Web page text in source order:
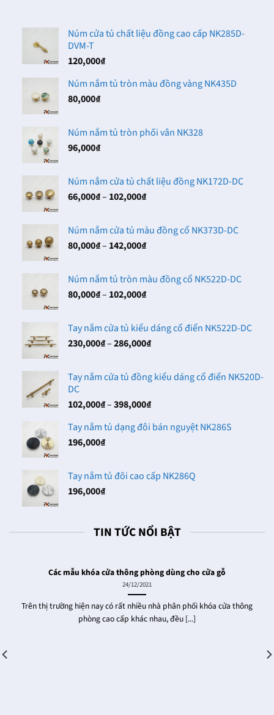
Núm cửa tủ chất liệu đồng cao cấp NK285D-
DVM-T
120,000₫
Núm nắm tủ tròn màu đồng vàng NK435D
80,000₫
Núm nắm tủ tròn phối vân NK328
96,000₫
Núm nắm cửa tủ chất liệu đồng NK172D-DC
66,000₫– 102,000₫Khoảng
66,000₫
đến
Núm nắm cửa tủ màu đồng cổ NK373D-DC
80,000₫– 142,000₫Khoảng
80,000₫
đến
Núm nắm tủ tròn màu đồng cổ NK522D-DC
80,000₫– 102,000₫Khoảng
80,000₫
đến
Tay nắm cửa tủ kiểu dáng cổ điển NK522D-DC
230,000₫–286,000₫Khoảng
230,000₫
286,000₫
Tay nắm cửa tủ đồng kiểu dáng cổ điển NK520D-
DC
102,000₫–398,000₫Khoảng
từ
398,000₫
Tay nắm tủ dạng đôi bán nguyệt NK286S
196,000₫
Tay nắm tủ đôi cao cấp NK286Q
196,000₫
TIN TỨC NỔI BẬT
Các mẫu khóa cửa thông phòng dùng cho cửa gỗ
24/12/2021
Trên thị trường hiện nay có rất nhiều nhà phân phối khóa cửa thông
phòng cao cấp khác nhau, đều [...]